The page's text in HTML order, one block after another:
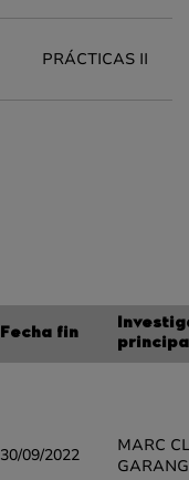
PRÁCTICAS II
Fecha fin
30/09/2022
MARC